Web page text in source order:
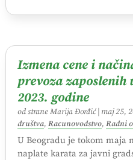
Izmena cene i
prevoza zaposlenih
2023. godine
od straneMarija Đorđić| maj 25,
društva, Racunovodstvo, Radni
U Beogradu je tokom maja
naplate karata za javni